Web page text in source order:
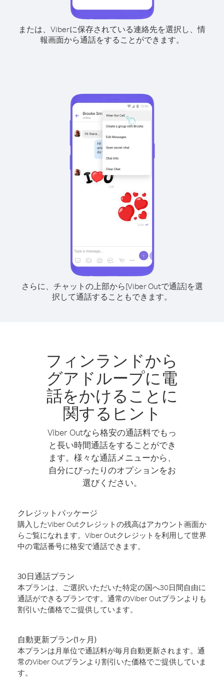
または、Viberに保存されている連絡先を選択し、情
報画面から通話をすることができます。
さらに、チャットの上部から[Viber Outで通話]を選
択して通話することもできます。
フィンランドから
グアドループに電
話をかけることに
関するヒント
Viber Outなら格安の通話料でもっ
と長い時間通話をすることができ
ます。様々な通話メニューから、
自分にぴったりのオプションをお
選びください。
クレジットパッケージ
購入したViber Outクレジットの残高はアカウント画面か
らご覧になれます。Viber Outクレジットを利用して世界
中の電話番号に格安で通話できます。
30日通話プラン
本プランは、ご選択いただいた特定の国へ30日間自由に
通話ができるプランです。通常のViber Outプランよりも
割引いた価格でご提供しています。
自動更新プラン(1ヶ月)
本プランは月単位で通話料が毎月自動更新されます。通
常のViber Outプランより割引いた価格でご提供していま
す。